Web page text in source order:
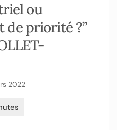
ou
de priorité ?”
2022